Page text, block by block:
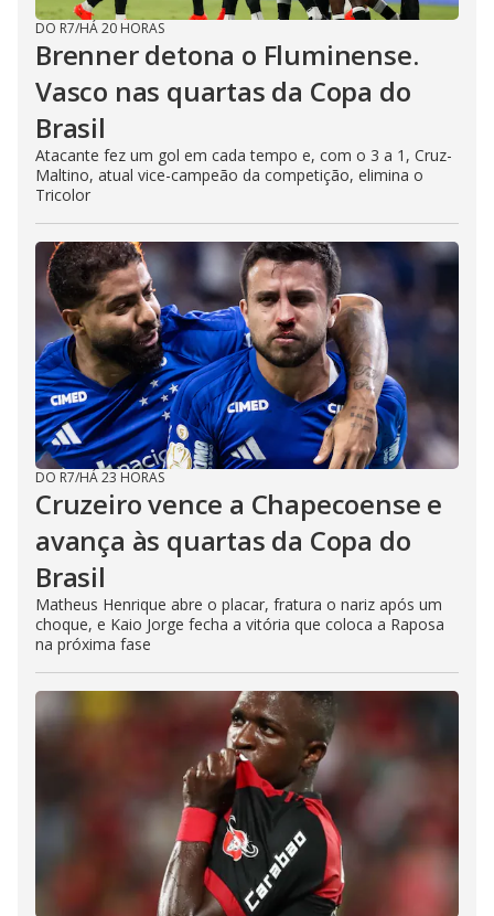
DO R7/HÁ 20 HORAS
Brenner detona o Fluminense.
Vasco nas quartas da Copa do
Brasil
Atacante fez um gol em cada tempo e, com o 3 a 1, Cruz-
Maltino, atual vice-campeão da competição, elimina o
Tricolor
DO R7/HÁ 23 HORAS
Cruzeiro vence a Chapecoense e
avança às quartas da Copa do
Brasil
Matheus Henrique abre o placar, fratura o nariz após um
choque, e Kaio Jorge fecha a vitória que coloca a Raposa
na próxima fase